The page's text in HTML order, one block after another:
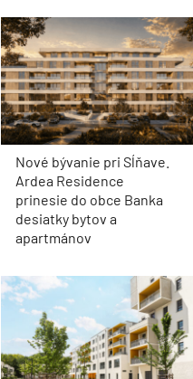
Nové bývanie pri Sĺňave.
Ardea Residence
prinesie do obce Banka
desiatky bytov a
apartmánov